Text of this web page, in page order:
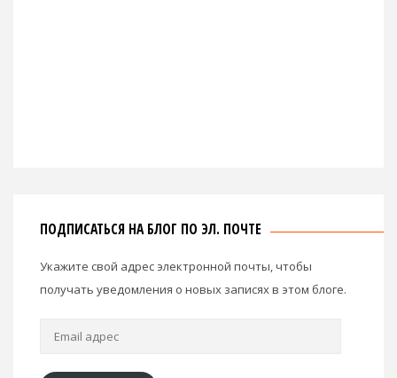
ПОДПИСАТЬСЯ НА БЛОГ ПО ЭЛ. ПОЧТЕ
Укажите свой адрес электронной почты, чтобы
получать уведомления о новых записях в этом блоге.
Email